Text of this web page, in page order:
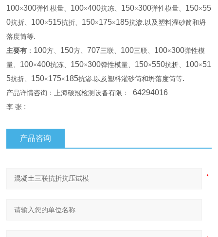
100×300弹性模量、 100×400抗冻、 150×300弹性模量、 150×55
0抗折、 100×515抗折、 150×175×185抗渗. 以及塑料灌砂筒和坍
落度筒等.
主要有 ： 100方、 150方、 707三联、 100三联、 100×300弹性模
量、 100×400抗冻、 150×300弹性模量、 150×550抗折、 100×51
5抗折、 150×175×185抗渗. 以及塑料灌砂筒和坍落度筒等.
产品详情咨询：上海硕冠检测设备有限： 64294016
李 张 :
产品咨询